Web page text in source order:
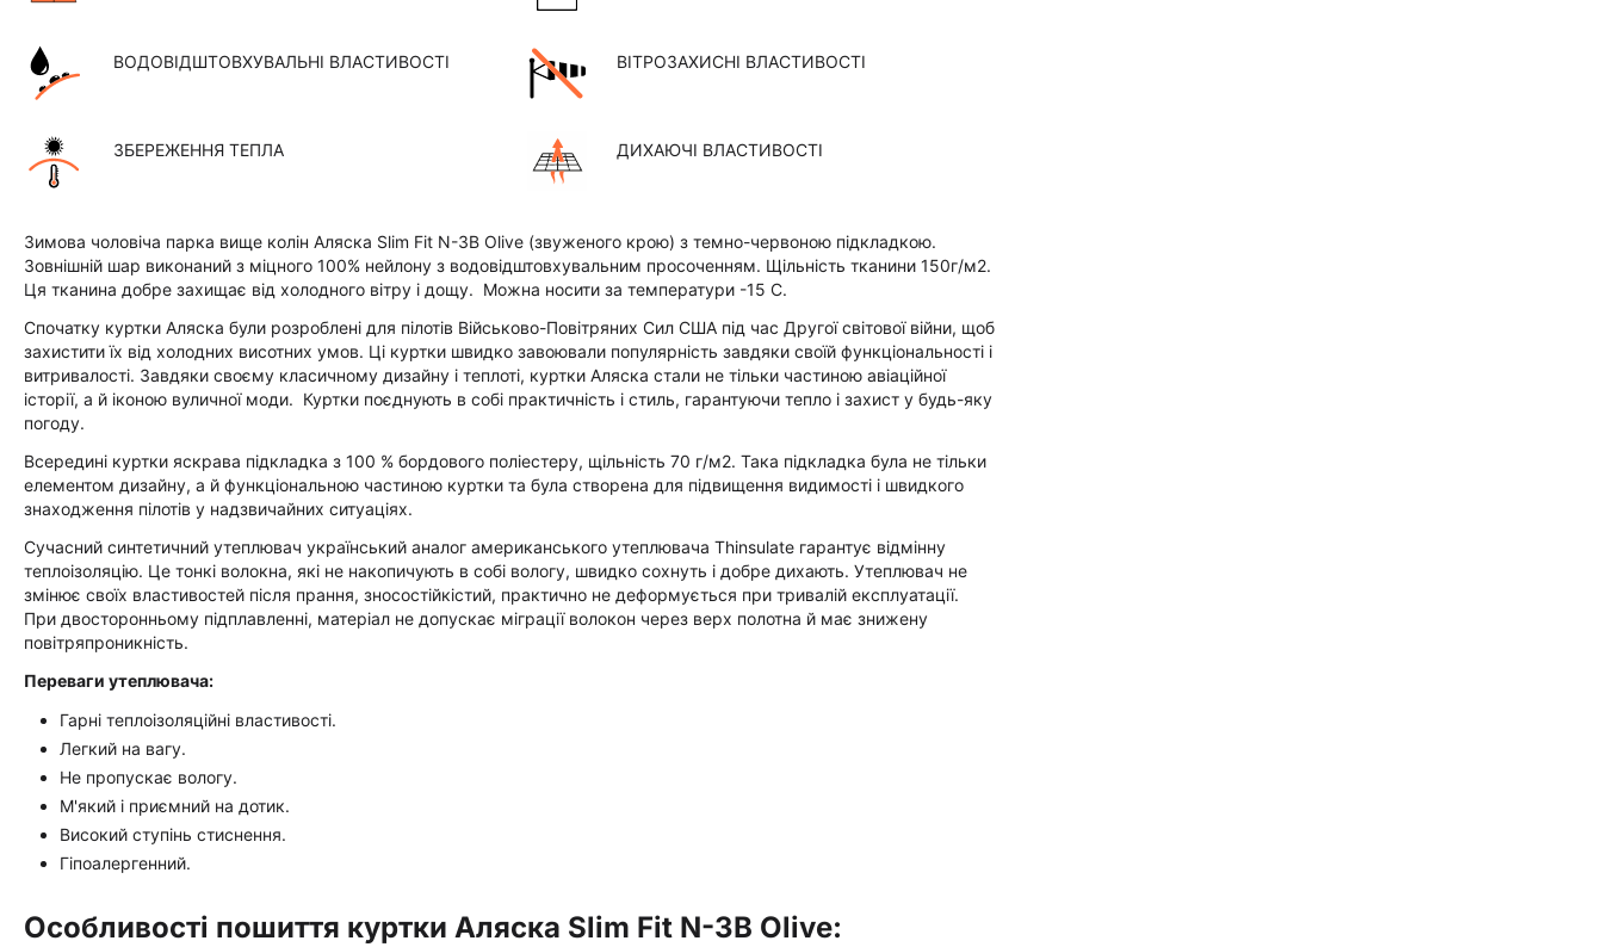
ВОДОВІДШТОВХУВАЛЬНІ ВЛАСТИВОСТІ ВІТРОЗАХИСНІ ВЛАСТИВОСТІ
ЗБЕРЕЖЕННЯ ТЕПЛА ДИХАЮЧІ ВЛАСТИВОСТІ
Зимова чоловіча парка вище колін Аляска Slim Fit N-3B Olive (звуженого крою) з темно-червоною підкладкою.
Зовнішній шар виконаний з міцного 100% нейлону з водовідштовхувальним просоченням. Щільність тканини 150г/м2.
Ця тканина добре захищає від холодного вітру і дощу. Можна носити за температури -15 С.
Спочатку куртки Аляска були розроблені для пілотів Військово-Повітряних Сил США під час Другої світової війни, щоб
захистити їх від холодних висотних умов. Ці куртки швидко завоювали популярність завдяки своїй функціональності і
витривалості. Завдяки своєму класичному дизайну і теплоті, куртки Аляска стали не тільки частиною авіаційної
історії, а й іконою вуличної моди. Куртки поєднують в собі практичність і стиль, гарантуючи тепло і захист у будь-яку
погоду.
Всередині куртки яскрава підкладка з 100 % бордового поліестеру, щільність 70 г/м2. Така підкладка була не тільки
елементом дизайну, а й функціональною частиною куртки та була створена для підвищення видимості і швидкого
знаходження пілотів у надзвичайних ситуаціях.
Сучасний синтетичний утеплювач український аналог американського утеплювача Thinsulate гарантує відмінну
теплоізоляцію. Це тонкі волокна, які не накопичують в собі вологу, швидко сохнуть і добре дихають. Утеплювач не
змінює своїх властивостей після прання, зносостійкістий, практично не деформується при тривалій експлуатації.
При двосторонньому підплавленні, матеріал не допускає міграції волокон через верх полотна й має знижену
повітряпроникність.
Переваги утеплювача:
Гарні теплоізоляційні властивості.
Легкий на вагу.
Не пропускає вологу.
М'який і приємний на дотик.
Високий ступінь стиснення.
Гіпоалергенний.
Особливості пошиття куртки Аляска Slim Fit N-3B Olive: